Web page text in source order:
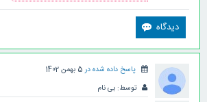
پاسخ داده شده در 5 بهمن 1402
توسط: بی نام